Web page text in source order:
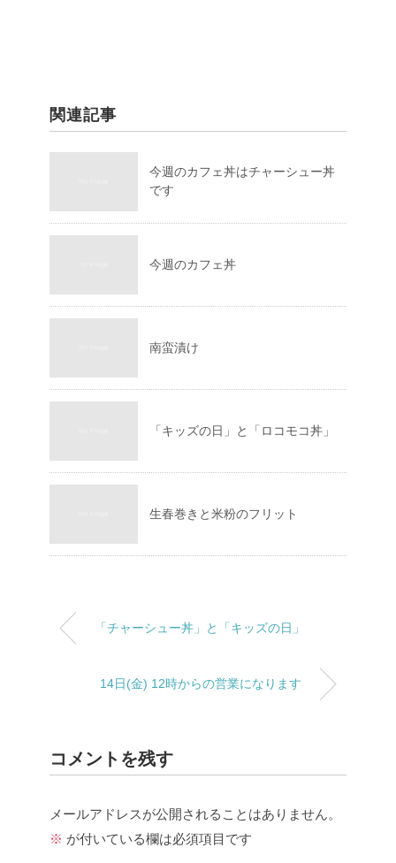
関連記事
今週のカフェ丼はチャーシュー丼
です
今週のカフェ丼
南蛮漬け
「キッズの日」と「ロコモコ丼」
生春巻きと米粉のフリット
「チャーシュー丼」と「キッズの日」
14日(金) 12時からの営業になります
コメントを残す
メールアドレスが公開されることはありません。
※ が付いている欄は必須項目です